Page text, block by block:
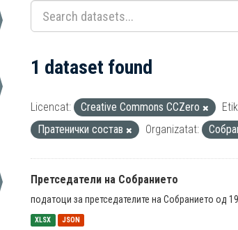
1 dataset found
Licencat: Creative Commons CCZero
Пратенички состав
Organizatat:
Претседатели на Собранието
податоци за претседателите на Собранието од
XLSX JSON